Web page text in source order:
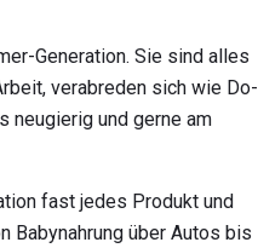
Generation. Sie sind alles
verabreden sich wie Do-
neugierig und gerne am
fast jedes Produkt und
Babynahrung über Autos bis